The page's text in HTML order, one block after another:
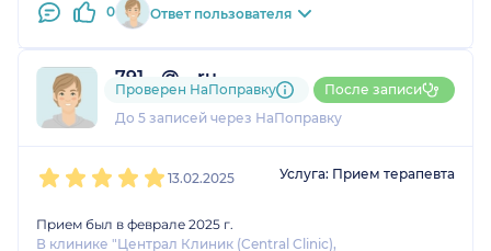
0 Ответ пользователя
791....@....ru
1 оценка
До 5 записей через НаПоправку
Проверен НаПоправку После записи
13.02.2025 Услуга: Прием терапевта
Прием был в феврале 2025 г.
В клинике "Централ Клиник (Central Clinic),